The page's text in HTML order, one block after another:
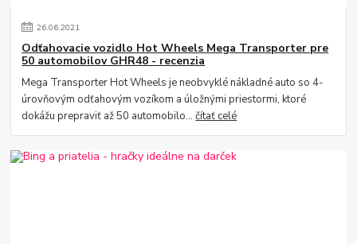
26.06.2021
Odťahovacie vozidlo Hot Wheels Mega Transporter pre
50 automobilov GHR48 - recenzia
Mega Transporter Hot Wheels je neobvyklé nákladné auto so 4-
úrovňovým odťahovým vozíkom a úložnými priestormi, ktoré
dokážu prepraviť až 50 automobilo...čítať celé